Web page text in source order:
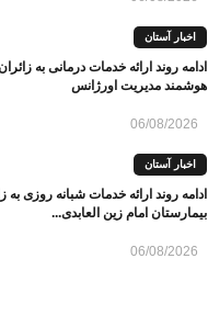
اخبار آستان
ادامه روند ارائه خدمات درمانی به
هوشمند مدیریت اورژانس
06/08/2026
اخبار آستان
ادامه روند ارائه خدمات شبانه روزی به
بیمارستان امام زین العابدی...
06/08/2026